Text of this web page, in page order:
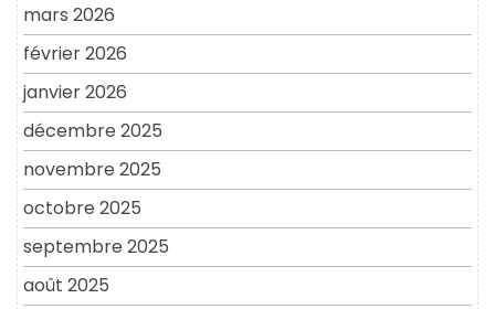
mars 2026
février 2026
janvier 2026
décembre 2025
novembre 2025
octobre 2025
septembre 2025
août 2025